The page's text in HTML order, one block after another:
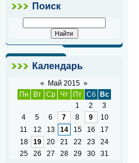
Поиск
Календарь
« Май 2015 »
Пн
Вт Ср Чт Пт Сб Вс
1
2
3
4
5 6 7 8 9
10
11
12 13 14 15 16
17
18
19 20 21 22 23
24
25
26 27 28 29 30 31